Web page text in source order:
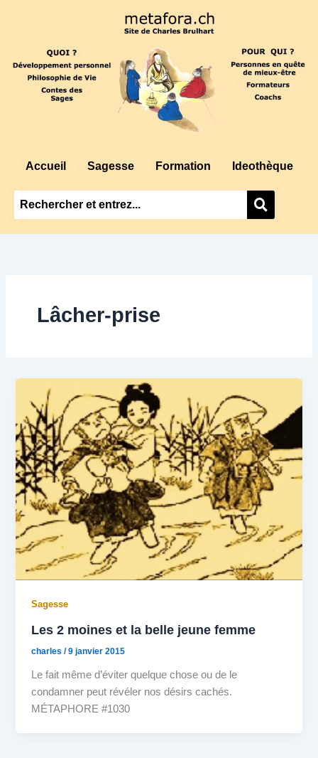
Accueil Sagesse Formation Ideothèque
Lâcher-prise
Sagesse
Les 2 moines et la belle jeune femme
charles/9 janvier 2015
Le fait même d’éviter quelque chose ou de le
condamner peut révéler nos désirs cachés.
MÉTAPHORE #1030